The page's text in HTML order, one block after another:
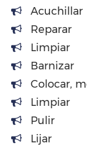
Acuchillar
Reparar
Limpiar
Barnizar
Colocar,
Limpiar
Pulir
Lijar